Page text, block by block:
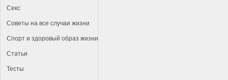
Секс
Советы на все случаи жизни
Спорт и здоровый образ жизни
Статьи
Тесты